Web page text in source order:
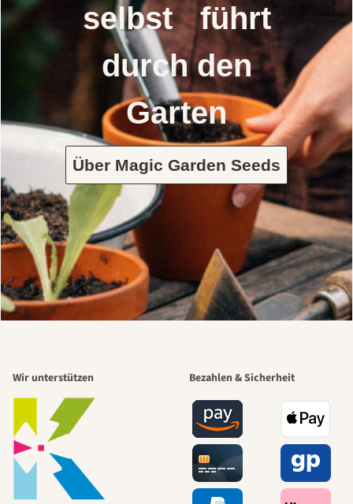
selbst führt
durch den
Garten
Über Magic Garden Seeds
Wir unterstützen Bezahlen & Sicherheit